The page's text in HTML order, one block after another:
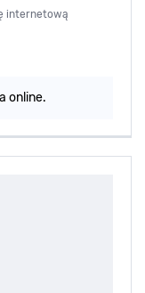
internetową
online.